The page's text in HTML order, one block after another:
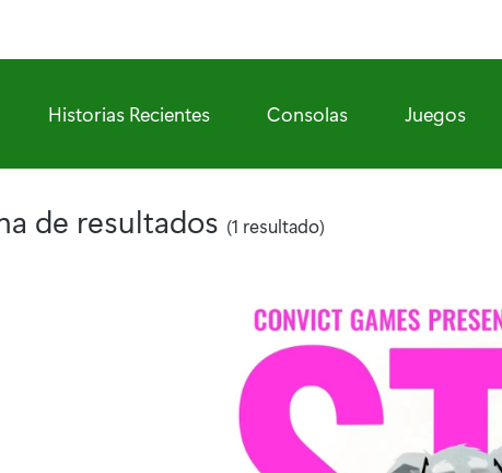
Historias Recientes Consolas Juegos
de resultados (1 resultado)